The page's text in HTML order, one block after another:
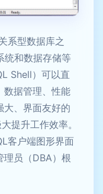
系型数据库之
统和数据存储等
Shell）可以直
数据管理、性能
大、界面友好的
提升工作效率。
客户端图形界面
理员（DBA）根